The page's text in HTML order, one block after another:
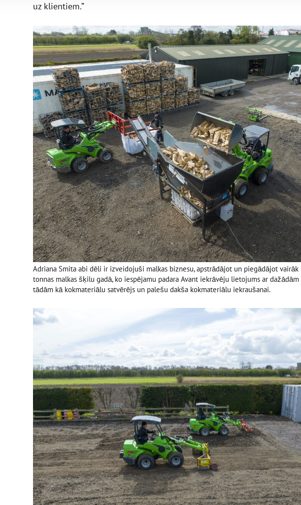
uz klientiem.”
Adriana Smita abi dēli ir izveidojuši malkas biznesu, apstrādājot un piegādājot vairāk
tonnas malkas šķilu gadā, ko iespējamu padara Avant iekrāvēju lietojums ar
tādām kā kokmateriālu satvērējs un palešu dakša kokmateriālu iekraušanai.